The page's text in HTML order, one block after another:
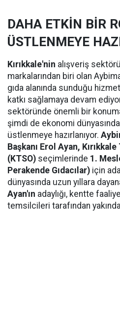
DAHA ETKİN BİR
ÜSTLENMEYE
Kırıkkale'nin alışveriş
markalarından biri olan
gıda alanında sunduğu
katkı sağlamaya devam
sektöründe önemli bir
şimdi de ekonomi
üstlenmeye hazırlanıyor.
Başkanı Erol Ayan,
(KTSO) seçimlerinde 1.
Perakende Gıdacılar) için
dünyasında uzun yıllara
Ayan'ın adaylığı, kentte
temsilcileri tarafından